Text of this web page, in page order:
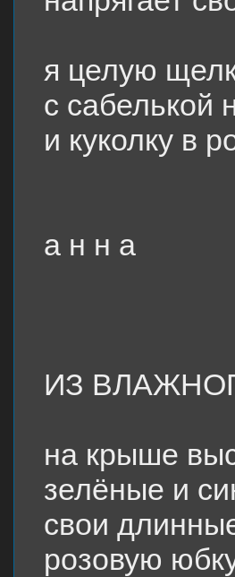
я целую
с сабелькой
и куколку в
а н н а
ИЗ
на крыше
зелёные и
свои
розовую